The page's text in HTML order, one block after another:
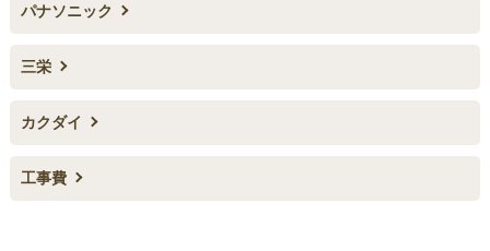
パナソニック
三栄
カクダイ
工事費